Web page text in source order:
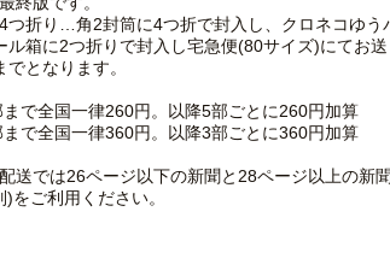
折り…角2封筒に4つ折で封入し、クロネコゆう
箱に2つ折りで封入し宅急便(80サイズ)にてお送
となります。
で全国一律260円。以降5部ごとに260円加算
で全国一律360円。以降3部ごとに360円加算
送では26ページ以下の新聞と28ページ以上の
をご利用ください。